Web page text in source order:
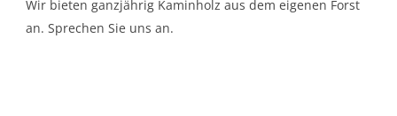
Wir bieten ganzjährig Kaminholz aus dem eigenen Forst
an. Sprechen Sie uns an.